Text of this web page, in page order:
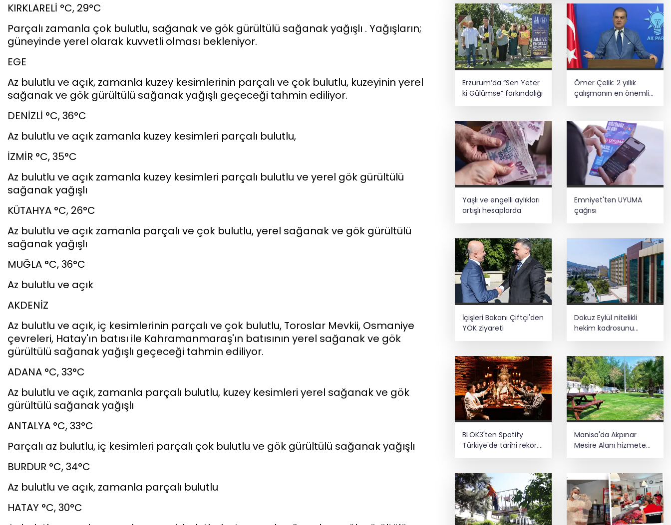
KIRKLARELİ °C, 29°C
Parçalı zamanla çok bulutlu, sağanak ve gök gürültülü sağanak yağışlı . Yağışların;
güneyinde yerel olarak kuvvetli olması bekleniyor.
EGE
Az bulutlu ve açık, zamanla kuzey kesimlerinin parçalı ve çok bulutlu, kuzeyinin yerel
sağanak ve gök gürültülü sağanak yağışlı geçeceği tahmin ediliyor.
DENİZLİ °C, 36°C
Az bulutlu ve açık zamanla kuzey kesimleri parçalı bulutlu,
İZMİR °C, 35°C
Az bulutlu ve açık zamanla kuzey kesimleri parçalı bulutlu ve yerel gök gürültülü
sağanak yağışlı
KÜTAHYA °C, 26°C
Az bulutlu ve açık zamanla parçalı ve çok bulutlu, yerel sağanak ve gök gürültülü
sağanak yağışlı
MUĞLA °C, 36°C
Az bulutlu ve açık
AKDENİZ
Az bulutlu ve açık, iç kesimlerinin parçalı ve çok bulutlu, Toroslar Mevkii, Osmaniye
çevreleri, Hatay'ın batısı ile Kahramanmaraş'ın batısının yerel sağanak ve gök
gürültülü sağanak yağışlı geçeceği tahmin ediliyor.
ADANA °C, 33°C
Az bulutlu ve açık, zamanla parçalı bulutlu, kuzey kesimleri yerel sağanak ve gök
gürültülü sağanak yağışlı
ANTALYA °C, 33°C
Parçalı az bulutlu, iç kesimleri parçalı çok bulutlu ve gök gürültülü sağanak yağışlı
BURDUR °C, 34°C
Az bulutlu ve açık, zamanla parçalı bulutlu
HATAY °C, 30°C
açıklandı
ATSO’dan Cumhuriyet Başsavcısı
Yusufoğlu’na hayırlı olsun ziyareti
Başkan Aydın, Osmangazi Doğancı’da
talepleri dinledi
projelerinde BIM ve e-PYS zorunluluğu
geliyor
Erzurum’da “Sen Yeter
ki Gülümse” farkındalığı
Ömer Çelik: 2 yıllık
çalışmanın en önemli
Yaşlı ve engelli aylıkları
artışlı hesaplarda
Emniyet'ten UYUMA
çağrısı
İçişleri Bakanı Çiftçi'den
YÖK ziyareti
Dokuz Eylül nitelikli
hekim kadrosunu
BLOK3'ten Spotify
Türkiye'de tarihi rekor...
Albümdeki 10 şarkının
Manisa'da Akpınar
Mesire Alanı hizmete
açılıyor